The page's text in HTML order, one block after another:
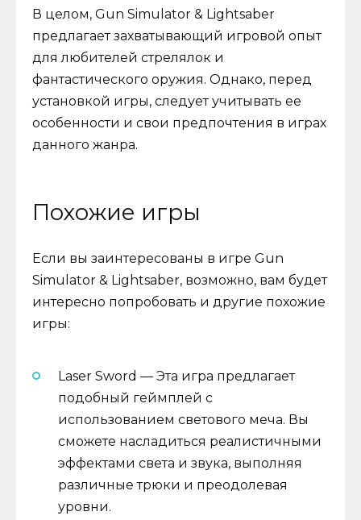
В целом, Gun Simulator & Lightsaber
предлагает захватывающий игровой опыт
для любителей стрелялок и
фантастического оружия. Однако, перед
установкой игры, следует учитывать ее
особенности и свои предпочтения в играх
данного жанра.
Похожие игры
Если вы заинтересованы в игре Gun
Simulator & Lightsaber, возможно, вам будет
интересно попробовать и другие похожие
игры:
Laser Sword — Эта игра предлагает
подобный геймплей с
использованием светового меча. Вы
сможете насладиться реалистичными
эффектами света и звука, выполняя
различные трюки и преодолевая
уровни.